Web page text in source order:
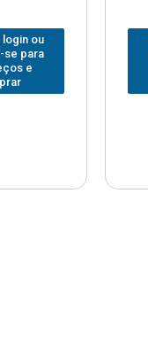
login ou
se para
e